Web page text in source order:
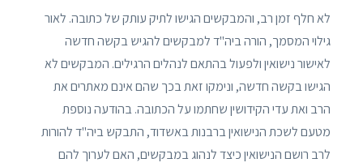
לא חלף זמן רב, והמבקשים הגישו לתיק עותק של כתובה. לאור
גילוי המסמך, הורה ביה"ד למבקשים להגיש בקשה חדשה
לאישור נישואין ולפעול בהתאם לנהלים הרגילים. המבקשים לא
הגישו בקשה חדשה, ונימקו זאת בכך שהם אינם מאתרים את
הרב ואת עדי הקידושין שחתמו על הכתובה. בהודעה נוספת
מטעם לשכת הנישואין ברבנות באשדוד, התבקש ביה"ד להורות
לרב רושם הנישואין כיצד לנהוג במבקשים, האם לערוך להם